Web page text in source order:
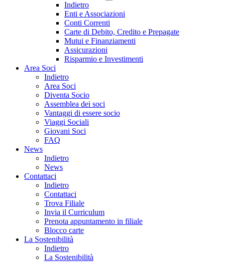
Indietro
Enti e Associazioni
Conti Correnti
Carte di Debito, Credito e Prepagate
Mutui e Finanziamenti
Assicurazioni
Risparmio e Investimenti
Area Soci
Indietro
Area Soci
Diventa Socio
Assemblea dei soci
Vantaggi di essere socio
Viaggi Sociali
Giovani Soci
FAQ
News
Indietro
News
Contattaci
Indietro
Contattaci
Trova Filiale
Invia il Curriculum
Prenota appuntamento in filiale
Blocco carte
La Sostenibilità
Indietro
La Sostenibilità